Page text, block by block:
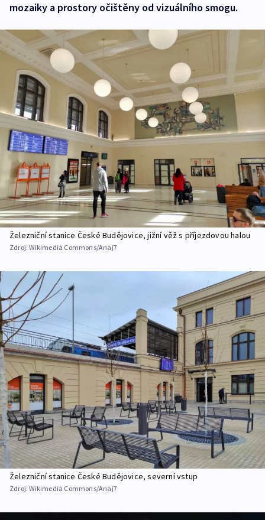
mozaiky a prostory očištěny od vizuálního smogu.
Železniční stanice České Budějovice, jižní věž s příjezdovou halou
Zdroj:Wikimedia Commons/Anaj7
Železniční stanice České Budějovice, severní vstup
Zdroj:Wikimedia Commons/Anaj7